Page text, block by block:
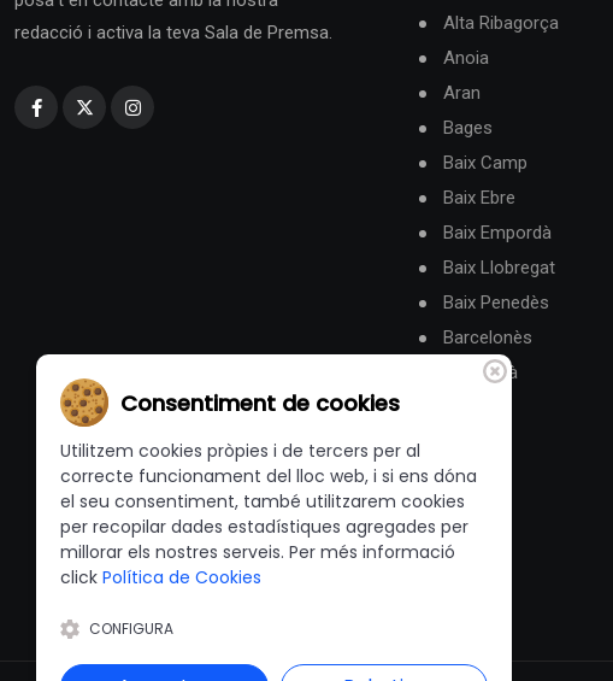
redacció i activa la teva Sala de Premsa.
Alta Ribagorça
Anoia
Aran
Bages
Baix Camp
Baix Ebre
Baix Empordà
Baix Llobregat
Baix Penedès
Barcelonès
Berguedà
Consentiment de cookies
Utilitzem cookies pròpies i de tercers per al
correcte funcionament del lloc web, i si ens dóna
el seu consentiment, també utilitzarem cookies
per recopilar dades estadístiques agregades per
millorar els nostres serveis. Per més informació
click Política de Cookies
CONFIGURA